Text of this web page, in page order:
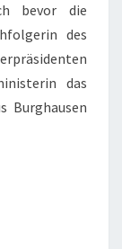
bevor die
des
das
Burghausen